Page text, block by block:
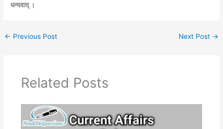
धन्यवाद् ।
← Previous Post Next Post →
Related Posts